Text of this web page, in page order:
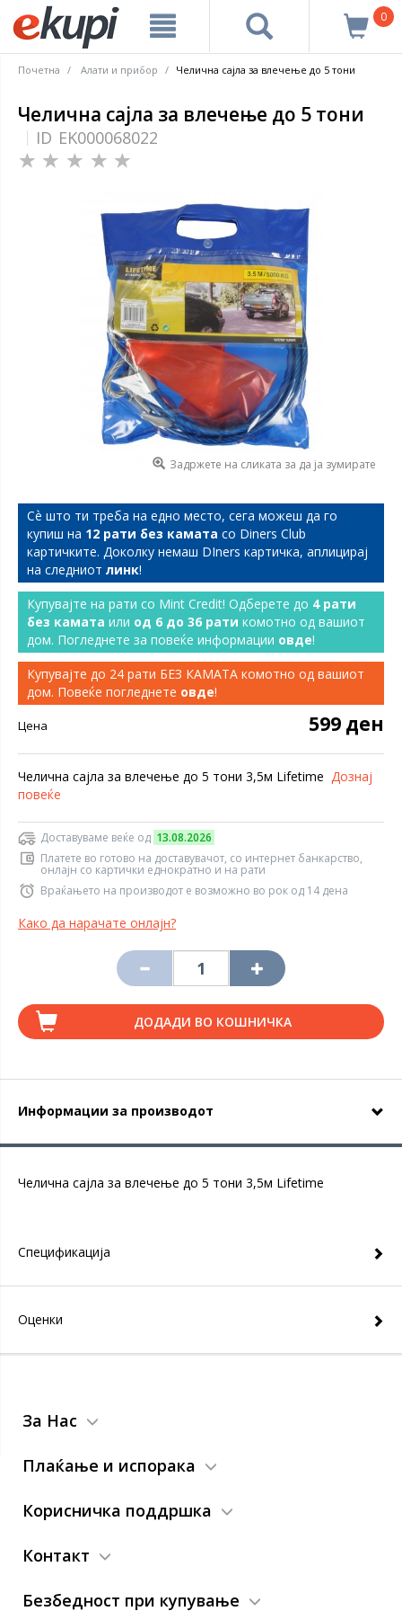
0
Почетна Алати и прибор Челична сајла за влечење до 5 тони
Челична сајла за влечење до 5 тони
ID EK000068022
Задржете на сликата за да ја зумирате
Сѐ што ти треба на едно место, сега можеш да го
купиш на 12 рати без камата со Diners Club
картичките. Доколку немаш DIners картичка, аплицирај
на следниот линк!
Купувајте на рати со Mint Credit! Одберете до 4 рати
без камата или од 6 до 36 рати комотно од вашиот
дом. Погледнете за повеќе информации овде!
Купувајте до 24 рати БЕЗ КАМАТА комотно од вашиот
дом. Повеќе погледнете овде!
Цена 599 ден
Челична сајла за влечење до 5 тони 3,5м Lifetime Дознај
повеќе
Доставуваме веќе од 13.08.2026
Платете во готово на доставувачот, со интернет банкарство,
онлајн со картички еднократно и на рати
Враќањето на производот е возможно во рок од 14 дена
Како да нарачате онлајн?
ДОДАДИ ВО КОШНИЧКА
Информации за производот
Челична сајла за влечење до 5 тони 3,5м Lifetime
Спецификација
Оценки
За Нас
Плаќање и испорака
Корисничка поддршка
Контакт
Безбедност при купување